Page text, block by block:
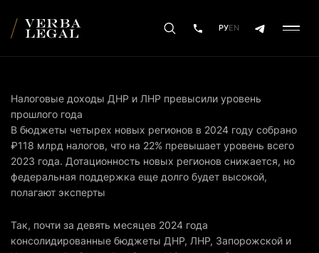
РУEN
Налоговые доходы ДНР и ЛНР превысили уровень
прошлого года
В бюджеты четырех новых регионов в 2024 году собрано
₽118 млрд налогов, что на 22% превышает уровень всего
2023 года. Дотационность новых регионов снижается, но
федеральная поддержка еще долго будет высокой,
полагают эксперты
Так, почти за девять месяцев 2024 года
консолидированные бюджеты ДНР, ЛНР, Запорожской и